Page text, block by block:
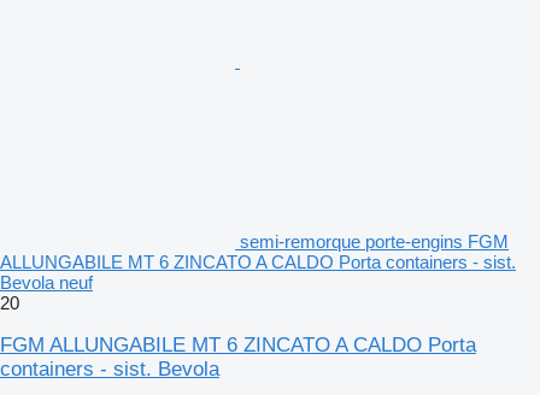
semi-remorque porte-engins FGM
ALLUNGABILE MT 6 ZINCATO A CALDO Porta containers - sist.
Bevola neuf
20
FGM ALLUNGABILE MT 6 ZINCATO A CALDO Porta
containers - sist. Bevola